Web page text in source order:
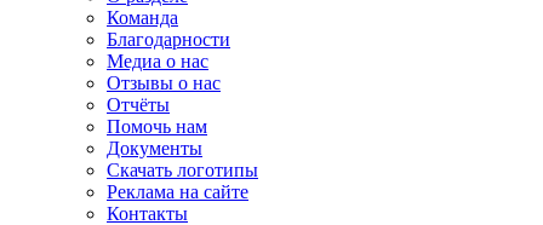
Команда
Благодарности
Медиа о нас
Отзывы о нас
Отчёты
Помочь нам
Документы
Скачать логотипы
Реклама на сайте
Контакты